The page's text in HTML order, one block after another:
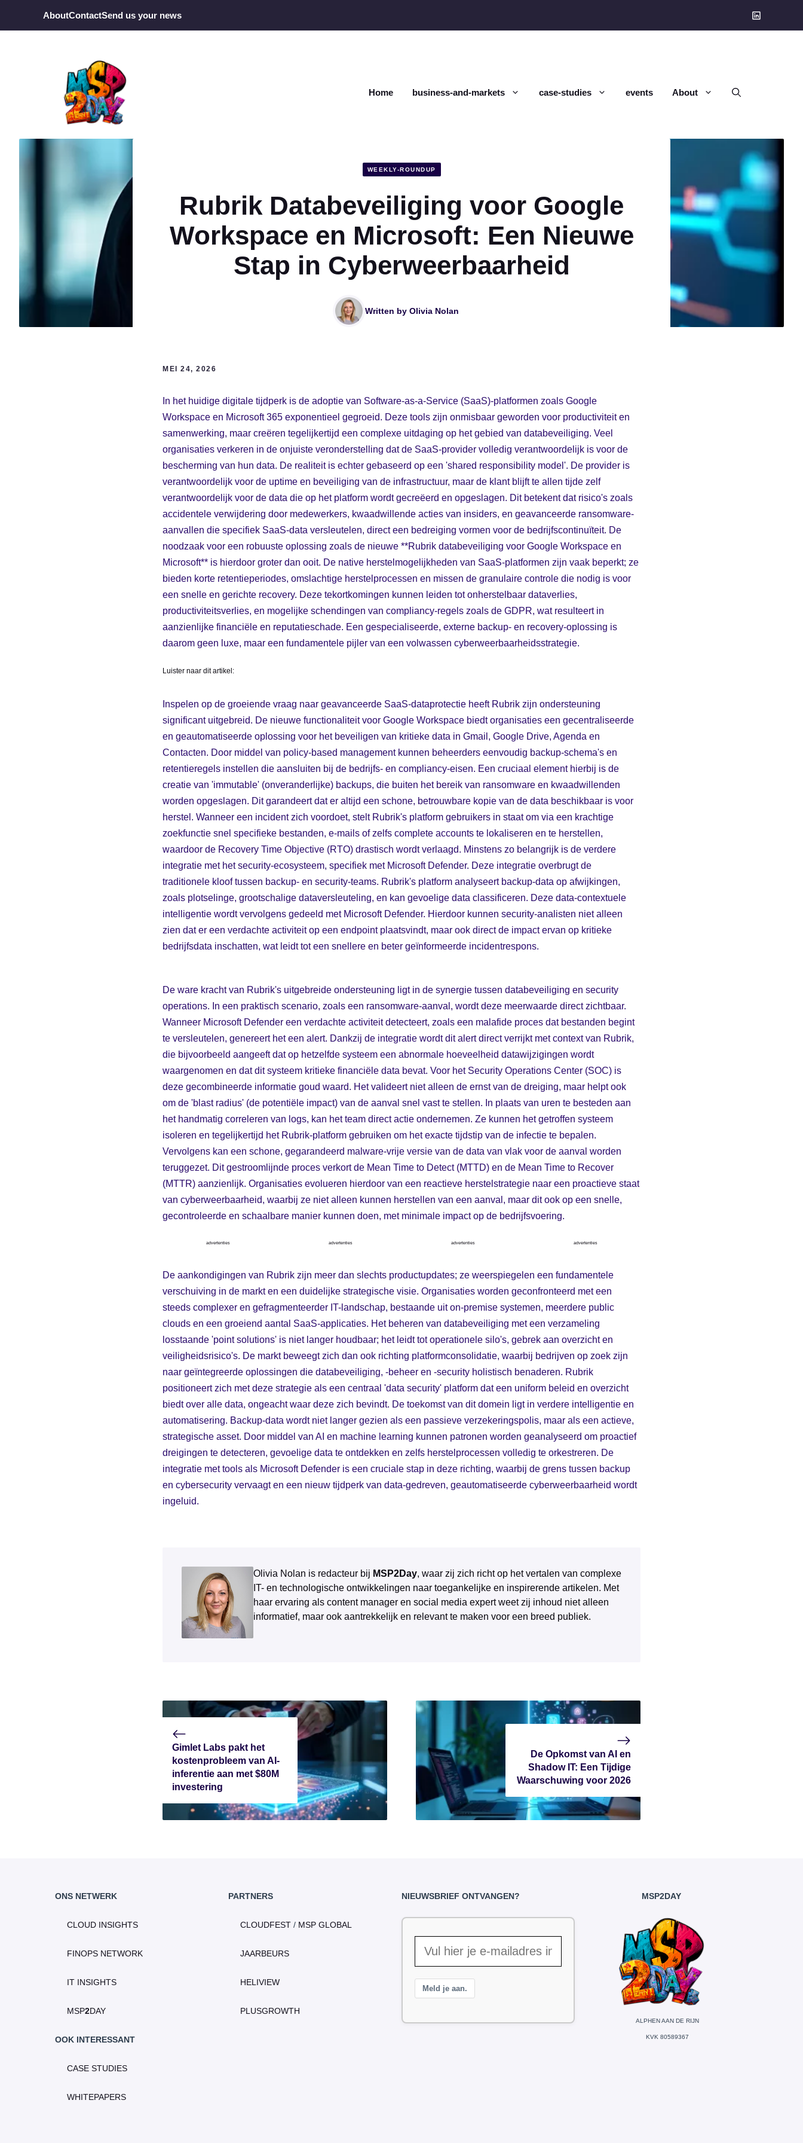
AboutContactSend us your news
Home business-and-markets case-studies events About
WEEKLY-ROUNDUP
Rubrik Databeveiliging voor Google
Workspace en Microsoft: Een Nieuwe
Stap in Cyberweerbaarheid
Written by Olivia Nolan
MEI 24, 2026
In het huidige digitale tijdperk is de adoptie van Software-as-a-Service (SaaS)-platformen zoals Google
Workspace en Microsoft 365 exponentieel gegroeid. Deze tools zijn onmisbaar geworden voor productiviteit en
samenwerking, maar creëren tegelijkertijd een complexe uitdaging op het gebied van databeveiliging. Veel
organisaties verkeren in de onjuiste veronderstelling dat de SaaS-provider volledig verantwoordelijk is voor de
bescherming van hun data. De realiteit is echter gebaseerd op een 'shared responsibility model'. De provider is
verantwoordelijk voor de uptime en beveiliging van de infrastructuur, maar de klant blijft te allen tijde zelf
verantwoordelijk voor de data die op het platform wordt gecreëerd en opgeslagen. Dit betekent dat risico's zoals
accidentele verwijdering door medewerkers, kwaadwillende acties van insiders, en geavanceerde ransomware-
aanvallen die specifiek SaaS-data versleutelen, direct een bedreiging vormen voor de bedrijfscontinuïteit. De
noodzaak voor een robuuste oplossing zoals de nieuwe **Rubrik databeveiliging voor Google Workspace en
Microsoft** is hierdoor groter dan ooit. De native herstelmogelijkheden van SaaS-platformen zijn vaak beperkt; ze
bieden korte retentieperiodes, omslachtige herstelprocessen en missen de granulaire controle die nodig is voor
een snelle en gerichte recovery. Deze tekortkomingen kunnen leiden tot onherstelbaar dataverlies,
productiviteitsverlies, en mogelijke schendingen van compliancy-regels zoals de GDPR, wat resulteert in
aanzienlijke financiële en reputatieschade. Een gespecialiseerde, externe backup- en recovery-oplossing is
daarom geen luxe, maar een fundamentele pijler van een volwassen cyberweerbaarheidsstrategie.
Luister naar dit artikel:
Inspelen op de groeiende vraag naar geavanceerde SaaS-dataprotectie heeft Rubrik zijn ondersteuning
significant uitgebreid. De nieuwe functionaliteit voor Google Workspace biedt organisaties een gecentraliseerde
en geautomatiseerde oplossing voor het beveiligen van kritieke data in Gmail, Google Drive, Agenda en
Contacten. Door middel van policy-based management kunnen beheerders eenvoudig backup-schema's en
retentieregels instellen die aansluiten bij de bedrijfs- en compliancy-eisen. Een cruciaal element hierbij is de
creatie van 'immutable' (onveranderlijke) backups, die buiten het bereik van ransomware en kwaadwillenden
worden opgeslagen. Dit garandeert dat er altijd een schone, betrouwbare kopie van de data beschikbaar is voor
herstel. Wanneer een incident zich voordoet, stelt Rubrik's platform gebruikers in staat om via een krachtige
zoekfunctie snel specifieke bestanden, e-mails of zelfs complete accounts te lokaliseren en te herstellen,
waardoor de Recovery Time Objective (RTO) drastisch wordt verlaagd. Minstens zo belangrijk is de verdere
integratie met het security-ecosysteem, specifiek met Microsoft Defender. Deze integratie overbrugt de
traditionele kloof tussen backup- en security-teams. Rubrik's platform analyseert backup-data op afwijkingen,
zoals plotselinge, grootschalige dataversleuteling, en kan gevoelige data classificeren. Deze data-contextuele
intelligentie wordt vervolgens gedeeld met Microsoft Defender. Hierdoor kunnen security-analisten niet alleen
zien dat er een verdachte activiteit op een endpoint plaatsvindt, maar ook direct de impact ervan op kritieke
bedrijfsdata inschatten, wat leidt tot een snellere en beter geïnformeerde incidentrespons.
De ware kracht van Rubrik's uitgebreide ondersteuning ligt in de synergie tussen databeveiliging en security
operations. In een praktisch scenario, zoals een ransomware-aanval, wordt deze meerwaarde direct zichtbaar.
Wanneer Microsoft Defender een verdachte activiteit detecteert, zoals een malafide proces dat bestanden begint
te versleutelen, genereert het een alert. Dankzij de integratie wordt dit alert direct verrijkt met context van Rubrik,
die bijvoorbeeld aangeeft dat op hetzelfde systeem een abnormale hoeveelheid datawijzigingen wordt
waargenomen en dat dit systeem kritieke financiële data bevat. Voor het Security Operations Center (SOC) is
deze gecombineerde informatie goud waard. Het valideert niet alleen de ernst van de dreiging, maar helpt ook
om de 'blast radius' (de potentiële impact) van de aanval snel vast te stellen. In plaats van uren te besteden aan
het handmatig correleren van logs, kan het team direct actie ondernemen. Ze kunnen het getroffen systeem
isoleren en tegelijkertijd het Rubrik-platform gebruiken om het exacte tijdstip van de infectie te bepalen.
Vervolgens kan een schone, gegarandeerd malware-vrije versie van de data van vlak voor de aanval worden
teruggezet. Dit gestroomlijnde proces verkort de Mean Time to Detect (MTTD) en de Mean Time to Recover
(MTTR) aanzienlijk. Organisaties evolueren hierdoor van een reactieve herstelstrategie naar een proactieve staat
van cyberweerbaarheid, waarbij ze niet alleen kunnen herstellen van een aanval, maar dit ook op een snelle,
gecontroleerde en schaalbare manier kunnen doen, met minimale impact op de bedrijfsvoering.
advertenties advertenties advertenties advertenties
De aankondigingen van Rubrik zijn meer dan slechts productupdates; ze weerspiegelen een fundamentele
verschuiving in de markt en een duidelijke strategische visie. Organisaties worden geconfronteerd met een
steeds complexer en gefragmenteerder IT-landschap, bestaande uit on-premise systemen, meerdere public
clouds en een groeiend aantal SaaS-applicaties. Het beheren van databeveiliging met een verzameling
losstaande 'point solutions' is niet langer houdbaar; het leidt tot operationele silo's, gebrek aan overzicht en
veiligheidsrisico's. De markt beweegt zich dan ook richting platformconsolidatie, waarbij bedrijven op zoek zijn
naar geïntegreerde oplossingen die databeveiliging, -beheer en -security holistisch benaderen. Rubrik
positioneert zich met deze strategie als een centraal 'data security' platform dat een uniform beleid en overzicht
biedt over alle data, ongeacht waar deze zich bevindt. De toekomst van dit domein ligt in verdere intelligentie en
automatisering. Backup-data wordt niet langer gezien als een passieve verzekeringspolis, maar als een actieve,
strategische asset. Door middel van AI en machine learning kunnen patronen worden geanalyseerd om proactief
dreigingen te detecteren, gevoelige data te ontdekken en zelfs herstelprocessen volledig te orkestreren. De
integratie met tools als Microsoft Defender is een cruciale stap in deze richting, waarbij de grens tussen backup
en cybersecurity vervaagt en een nieuw tijdperk van data-gedreven, geautomatiseerde cyberweerbaarheid wordt
ingeluid.
Olivia Nolan is redacteur bij MSP2Day, waar zij zich richt op het vertalen van complexe
IT- en technologische ontwikkelingen naar toegankelijke en inspirerende artikelen. Met
haar ervaring als content manager en social media expert weet zij inhoud niet alleen
informatief, maar ook aantrekkelijk en relevant te maken voor een breed publiek.
Gimlet Labs pakt het
kostenprobleem van AI-
inferentie aan met $80M
investering
De Opkomst van AI en
Shadow IT: Een Tijdige
Waarschuwing voor 2026
ONS NETWERK
CLOUD INSIGHTS
FINOPS NETWORK
IT INSIGHTS
MSP2DAY
OOK INTERESSANT
CASE STUDIES
WHITEPAPERS
PARTNERS
CLOUDFEST / MSP GLOBAL
JAARBEURS
HELIVIEW
PLUSGROWTH
NIEUWSBRIEF ONTVANGEN?
Meld je aan.
MSP2DAY
ALPHEN AAN DE RIJN
KVK 80589367